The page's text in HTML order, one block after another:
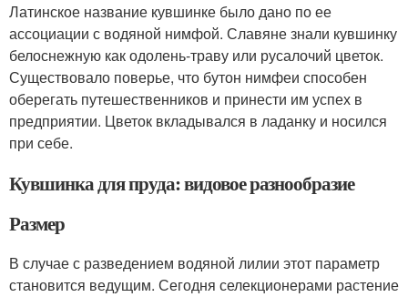
Латинское название кувшинке было дано по ее
ассоциации с водяной нимфой. Славяне знали кувшинку
белоснежную как одолень-траву или русалочий цветок.
Существовало поверье, что бутон нимфеи способен
оберегать путешественников и принести им успех в
предприятии. Цветок вкладывался в ладанку и носился
при себе.
Кувшинка для пруда: видовое разнообразие
Размер
В случае с разведением водяной лилии этот параметр
становится ведущим. Сегодня селекционерами растение